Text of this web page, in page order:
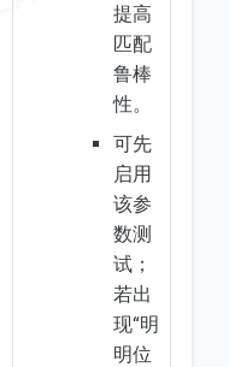
提高
匹配
鲁棒
性。
可先
启用
该参
数测
试；
若出
现“明
明位